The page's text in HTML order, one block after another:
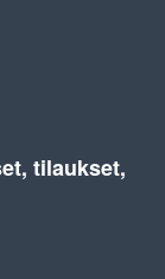
tilaukset,